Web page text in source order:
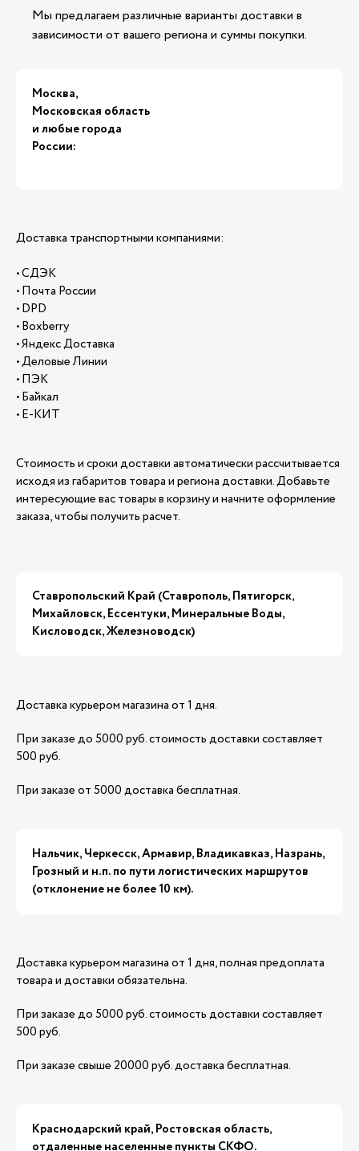
Мы предлагаем различные варианты доставки в
зависимости от вашего региона и суммы покупки.
Москва,
Московская область
и любые города
России:
Доставка транспортными компаниями:
• СДЭК
• Почта России
• DPD
• Boxberry
• Яндекс Доставка
• Деловые Линии
• ПЭК
• Байкал
• Е-КИТ
Стоимость и сроки доставки автоматически рассчитывается
исходя из габаритов товара и региона доставки. Добавьте
интересующие вас товары в корзину и начните оформление
заказа, чтобы получить расчет.
Ставропольский Край (Ставрополь, Пятигорск,
Михайловск, Ессентуки, Минеральные Воды,
Кисловодск, Железноводск)
Доставка курьером магазина от 1 дня.
При заказе до 5000 руб. стоимость доставки составляет
500 руб.
При заказе от 5000 доставка бесплатная.
Нальчик, Черкесск, Армавир, Владикавказ, Назрань,
Грозный и н.п. по пути логистических маршрутов
(отклонение не более 10 км).
Доставка курьером магазина от 1 дня, полная предоплата
товара и доставки обязательна.
При заказе до 5000 руб. стоимость доставки составляет
500 руб.
При заказе свыше 20000 руб. доставка бесплатная.
Краснодарский край, Ростовская область,
отдаленные населенные пункты СКФО.